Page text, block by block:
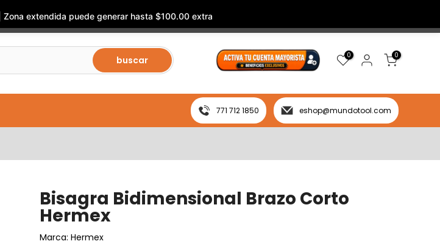
| Zona extendida puede generar hasta $100.00 extra
buscar 0 0
771 712 1850 eshop@mundotool.com
Bisagra Bidimensional Brazo Corto
Hermex
Marca: Hermex